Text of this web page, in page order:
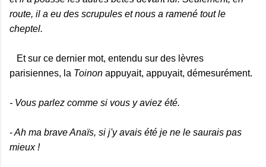
route, il a eu des scrupules et nous a ramené tout le
cheptel.
Et sur ce dernier mot, entendu sur des lèvres
parisiennes, la Toinon appuyait, appuyait, démesurément.
- Vous parlez comme si vous y aviez été.
-Ah ma brave Anaïs, si j'y avais été je ne le saurais pas
mieux !